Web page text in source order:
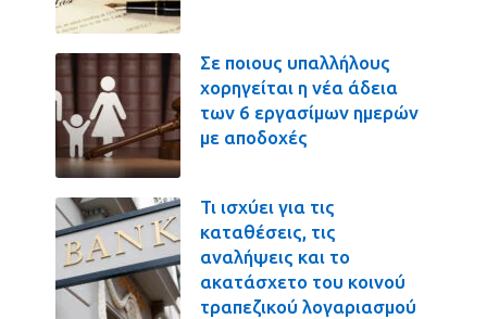
Σε ποιους υπαλλήλους
χορηγείται η νέα άδεια
των 6 εργασίμων ημερών
με αποδοχές
Τι ισχύει για τις
καταθέσεις, τις
αναλήψεις και το
ακατάσχετο του κοινού
τραπεζικού λογαριασμού